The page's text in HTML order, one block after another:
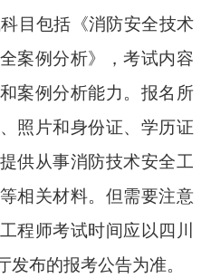
目包括《消防安全技术
案例分析》，考试内容
案例分析能力。报名所
照片和身份证、学历证
供从事消防技术安全工
相关材料。但需要注意
程师考试时间应以四川
布的报考公告为准。